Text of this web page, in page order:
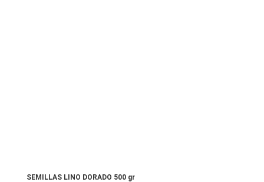
SEMILLAS LINO DORADO 500 gr